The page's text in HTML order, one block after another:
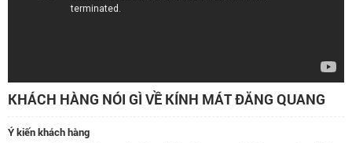
KHÁCH HÀNG NÓI GÌ VỀ KÍNH MÁT ĐĂNG QUANG
Ý kiến khách hàng